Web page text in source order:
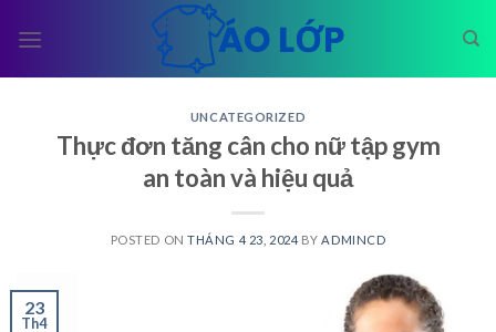
UNCATEGORIZED
Thực đơn tăng cân cho nữ tập gym
an toàn và hiệu quả
POSTED ONTHÁNG 4 23, 2024 BY ADMINCD
23
Th4